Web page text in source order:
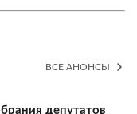
ВСЕ АНОНСЫ
депутатов